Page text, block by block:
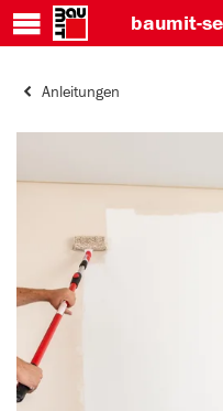
baumit-
Anleitungen